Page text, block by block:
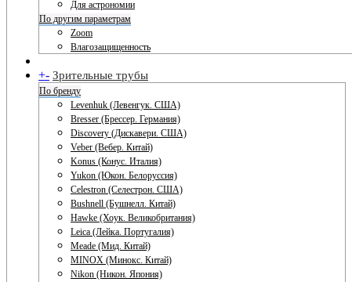
Для астрономии
По другим параметрам
Zoom
Влагозащищенность
+- Зрительные трубы
По бренду
Levenhuk (Левенгук. США)
Bresser (Брессер. Германия)
Discovery (Дискавери. США)
Veber (Вебер. Китай)
Konus (Конус. Италия)
Yukon (Юкон. Белоруссия)
Celestron (Селестрон. США)
Bushnell (Бушнелл. Китай)
Hawke (Хоук. Великобритания)
Leica (Лейка. Португалия)
Meade (Мид. Китай)
MINOX (Минокс. Китай)
Nikon (Никон. Япония)